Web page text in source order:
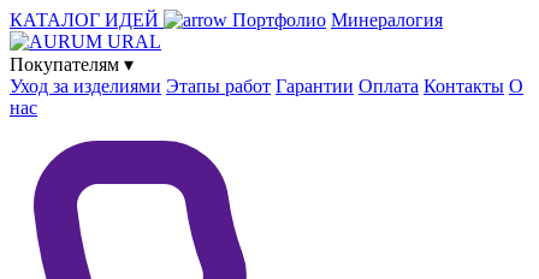
КАТАЛОГ ИДЕЙ Портфолио Минералогия
Покупателям ▾
Уход за изделиями Этапы работ Гарантии Оплата Контакты О
нас